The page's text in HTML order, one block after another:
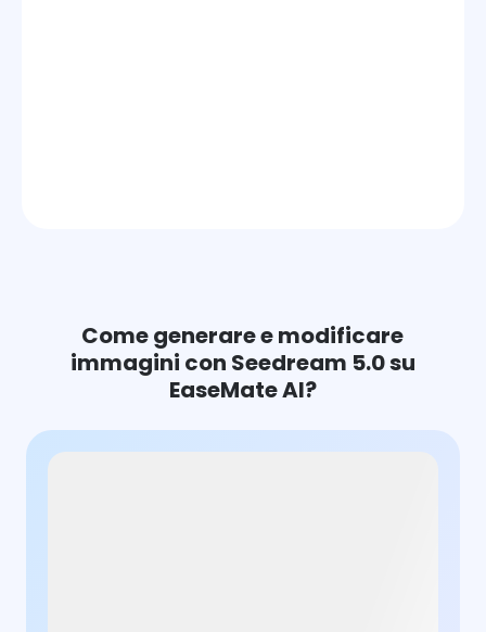
Come generare e modificare
immagini con Seedream 5.0 su
EaseMate AI?